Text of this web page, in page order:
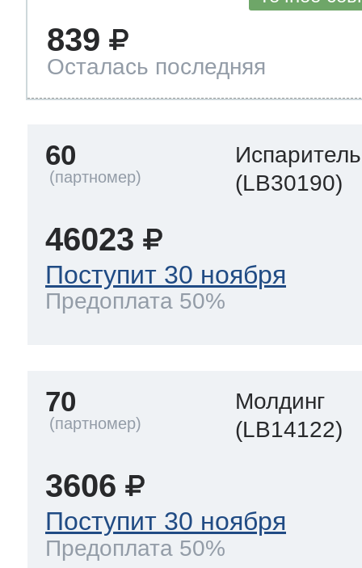
839
Осталась последняя
60
Испаритель
(LB30190)
46023
Поступит 30 ноября
Предоплата 50%
70
Молдинг
(LB14122)
3606
Поступит 30 ноября
Предоплата 50%